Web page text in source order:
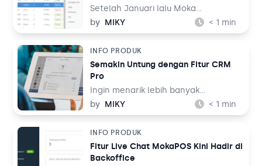
Repot
Setelah Januari lalu Moka
meluncurkan fitur Table
Management yang dihadirkan
full service, di Maret ini Moka
melakukan peningkatan agar
memudahkan Anda dalam
mengambil keputusan krusial untuk
bisnis Anda dengan menggunakan
fitur ini.
by MIKY < 1 min
INFO PRODUK
Semakin Untung dengan Fitur CRM
Pro
Ingin menarik lebih banyak
pelanggan? Ingin penjualan Anda
semakin laris? Ingin mengoptimalkan
Kini Anda tidak perlu khawatir lagi
karena Moka telah menghadirkan
fitur CRM yang lebih premium.
by MIKY < 1 min
INFO PRODUK
Fitur Live Chat MokaPOS Kini Hadir di
Backoffice